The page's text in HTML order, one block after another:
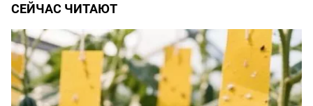
СЕЙЧАС ЧИТАЮТ